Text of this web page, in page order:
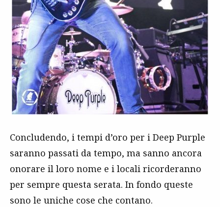
Concludendo, i tempi d’oro per i Deep Purple
saranno passati da tempo, ma sanno ancora
onorare il loro nome e i locali ricorderanno
per sempre questa serata. In fondo queste
sono le uniche cose che contano.